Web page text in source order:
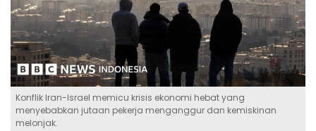
Konflik Iran-Israel memicu krisis ekonomi hebat yang
menyebabkan jutaan pekerja menganggur dan kemiskinan
melonjak.